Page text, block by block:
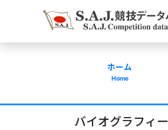
ホーム
Home
バイオグラフィー